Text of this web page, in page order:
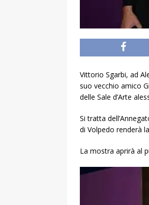
Vittorio Sgarbi, ad
suo vecchio amico
delle Sale d’Arte
Si tratta
di Volpedo renderà
La mostra aprirà al